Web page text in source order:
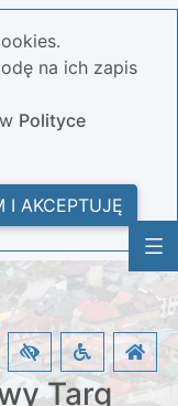
na ich zapis
Polityce
I AKCEPTUJĘ
Targ